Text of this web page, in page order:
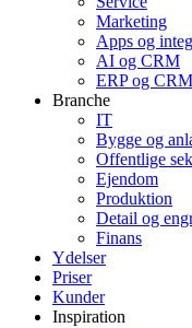
Marketing
Apps og
AI og CRM
ERP og CRM
Branche
IT
Bygge og
Offentlige
Ejendom
Produktion
Detail og
Finans
Ydelser
Priser
Kunder
Inspiration